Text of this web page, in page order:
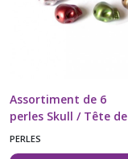
Assortiment de 6
perles Skull / Tête de
mort
PERLES